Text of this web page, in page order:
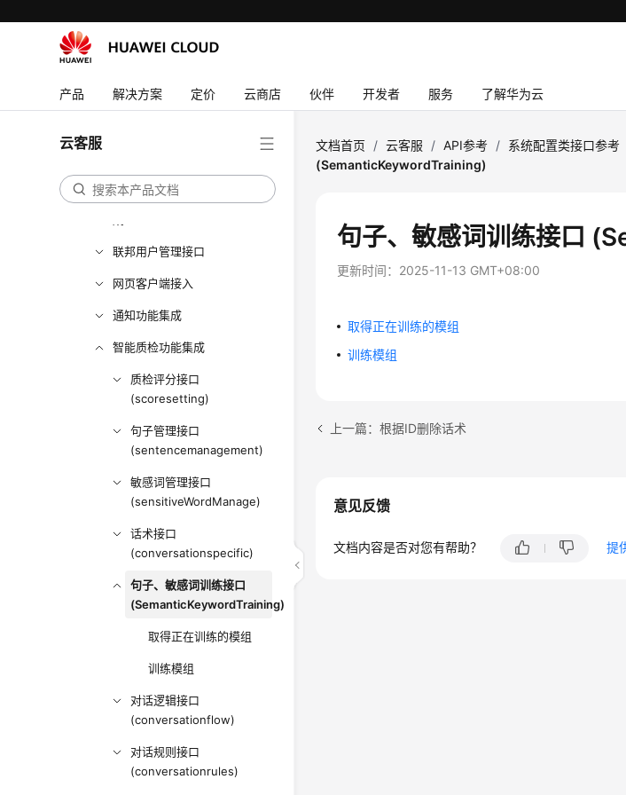
产品 解决方案 定价 云商店 伙伴 开发者 服务 了解华为云
云客服
系统配置类接口参考（API
Fabric）
呼叫中心配置类接口
手机接听（离线座席）功能集
联邦用户管理接口
网页客户端接入
通知功能集成
智能质检功能集成
质检评分接口
(scoresetting)
句子管理接口
(sentencemanagement)
敏感词管理接口
(sensitiveWordManage)
话术接口
(conversationspecific)
句子、敏感词训练接口
(SemanticKeywordTraining)
取得正在训练的模组
训练模组
对话逻辑接口
(conversationflow)
对话规则接口
(conversationrules)
文档首页 / 云客服 / API参考 / 系统配置类接口参考
(SemanticKeywordTraining)
句子、敏感词训练接口
更新时间： 2025-11-13 GMT+08:00
取得正在训练的模组
训练模组
上一篇：根据ID删除话术
意见反馈
文档内容是否对您有帮助？ 提